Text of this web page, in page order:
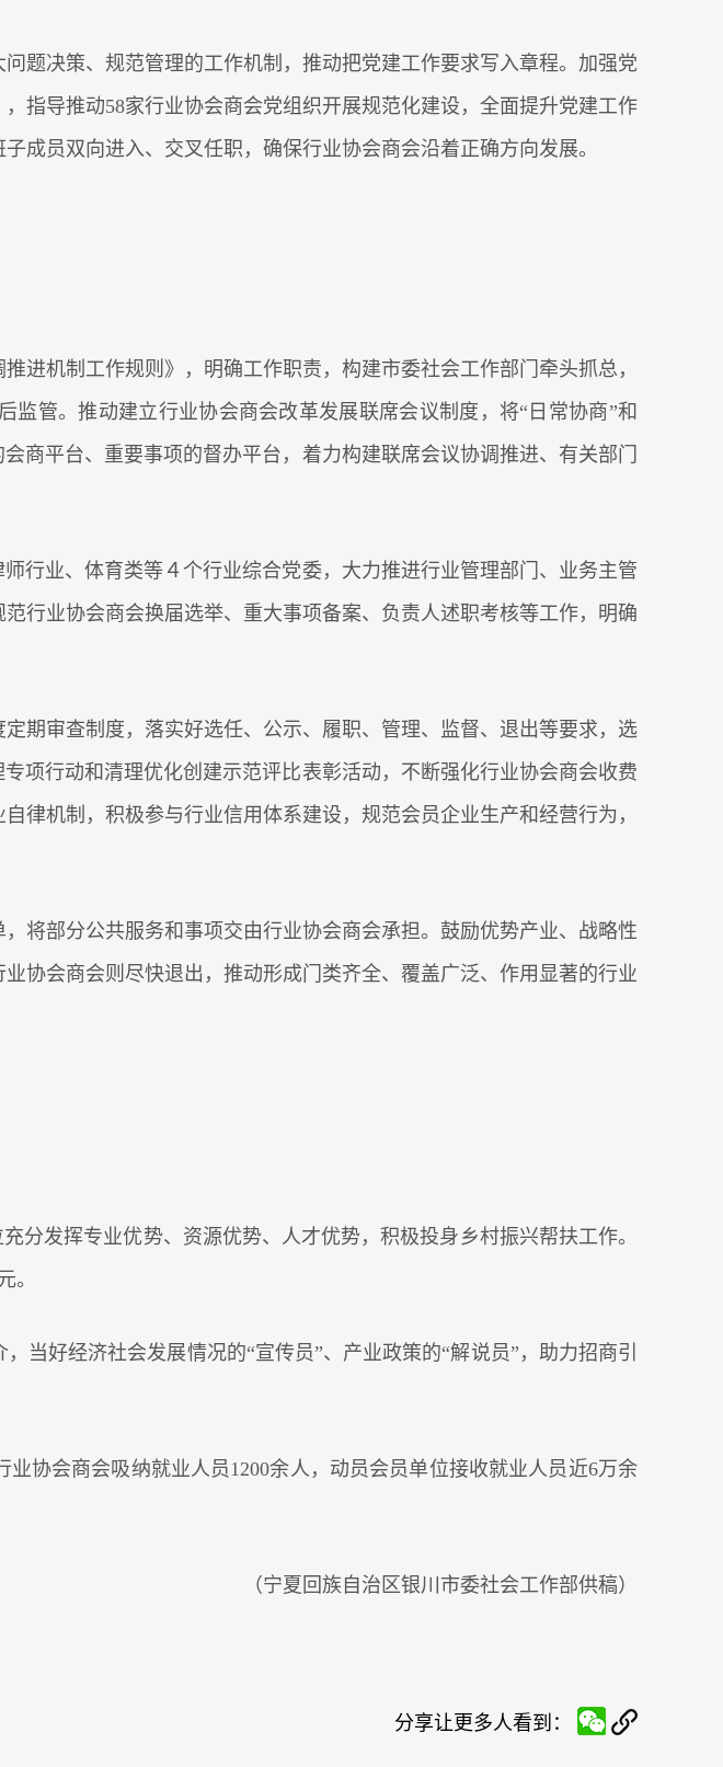
题决策、规范管理的工作机制，推动把党建工作要求写入章程。加强党
指导推动58家行业协会商会党组织开展规范化建设，全面提升党建工作
成员双向进入、交叉任职，确保行业协会商会沿着正确方向发展。
进机制工作规则》，明确工作职责，构建市委社会工作部门牵头抓总，
管。推动建立行业协会商会改革发展联席会议制度，将“日常协商”和
商平台、重要事项的督办平台，着力构建联席会议协调推进、有关部门
行业、体育类等４个行业综合党委，大力推进行业管理部门、业务主管
行业协会商会换届选举、重大事项备案、负责人述职考核等工作，明确
期审查制度，落实好选任、公示、履职、管理、监督、退出等要求，选
项行动和清理优化创建示范评比表彰活动，不断强化行业协会商会收费
律机制，积极参与行业信用体系建设，规范会员企业生产和经营行为，
将部分公共服务和事项交由行业协会商会承担。鼓励优势产业、战略性
协会商会则尽快退出，推动形成门类齐全、覆盖广泛、作用显著的行业
分发挥专业优势、资源优势、人才优势，积极投身乡村振兴帮扶工作。
。
当好经济社会发展情况的“宣传员”、产业政策的“解说员”，助力招商引
协会商会吸纳就业人员1200余人，动员会员单位接收就业人员近6万余
（宁夏回族自治区银川市委社会工作部供稿）
分享让更多人看到：